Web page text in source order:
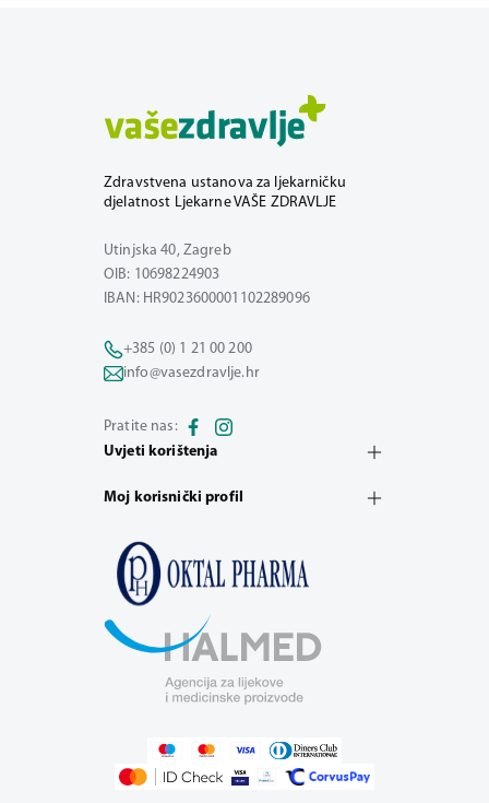
Zdravstvena ustanova za ljekarničku
djelatnost Ljekarne VAŠE ZDRAVLJE
Utinjska 40, Zagreb
OIB: 10698224903
IBAN: HR9023600001102289096
+385 (0) 1 21 00 200
info@vasezdravlje.hr
Pratite nas:
Uvjeti korištenja
Moj korisnički profil